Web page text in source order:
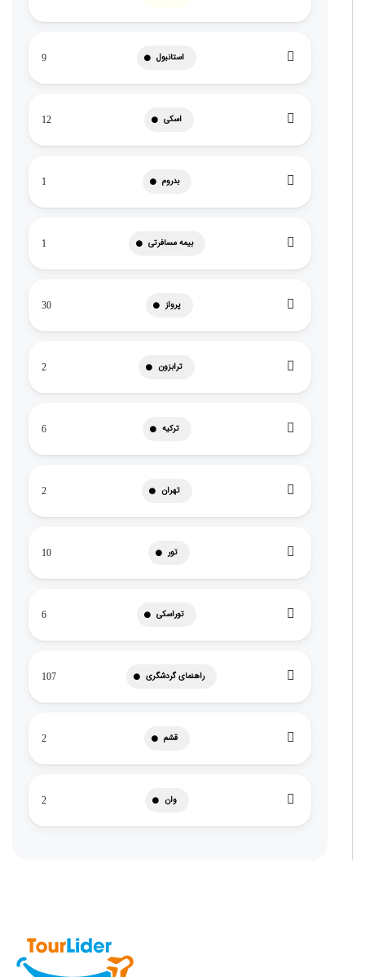
استانبول 9
اسکی 12
بدروم 1
بیمه مسافرتی 1
پرواز 30
ترابزون 2
ترکیه 6
تهران 2
تور 10
توراسکی 6
راهنمای گردشگری 107
قشم 2
وان 2